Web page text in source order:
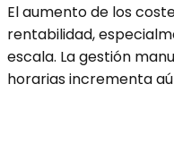
El aumento de los
rentabilidad,
escala. La gestión
horarias incrementa